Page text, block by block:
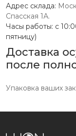
Адрес склада:
Спасская 1А.
Часы работы: с
пятницу)
Доставка
после
Упаковка ваших